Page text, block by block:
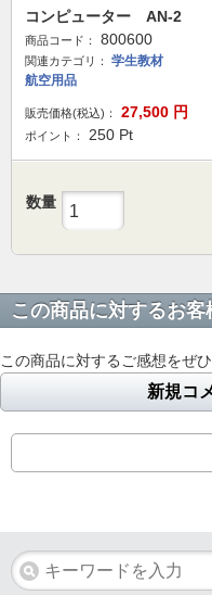
コンピューター AN-2
商品コード： 800600
関連カテゴリ：
学生教材
航空用品
販売価格(税込)： 27,500 円
ポイント： 250 Pt
数量
この商品に対するお客
この商品に対するご感想をぜ
新規コ